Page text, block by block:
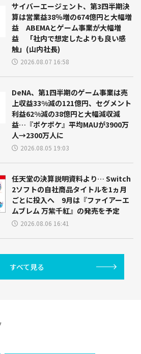
サイバーエージェント、第3四半期決
算は営業益38％増の674億円と大幅増
益 ABEMAとゲーム事業が大幅増
益 「社内で想定したよりも良い感
触」(山内社長)
2026.08.07 16:58
DeNA、第1四半期のゲーム事業は売
上収益33%減の121億円、セグメント
利益62%減の38億円と大幅減収減
益…『ポケポケ』平均MAUが3900万
人→2300万人に
2026.08.05 19:03
任天堂の決算説明資料より… Switch
2ソフトの自社商品タイトルを1ヵ月
ごとに投入へ 9月は『ファイアーエ
ムブレム 万紫千紅』の発売を予定
2026.08.06 16:41
すべて見る